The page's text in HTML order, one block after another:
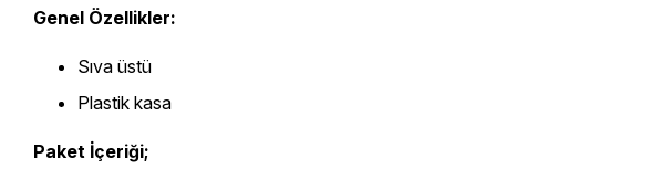
Genel Özellikler:
Sıva üstü
Plastik kasa
Paket İçeriği;